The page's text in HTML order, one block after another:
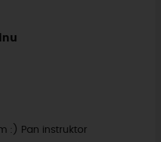
:) Pan instruktor